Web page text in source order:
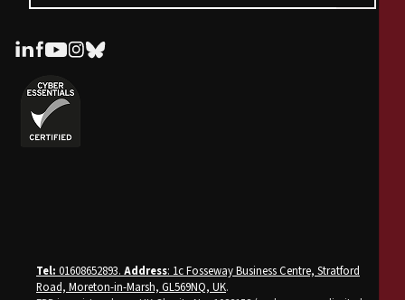
Tel: 01608652893. Address: 1c Fosseway Business Centre, Stratford
Road, Moreton-in-Marsh, GL569NQ, UK.